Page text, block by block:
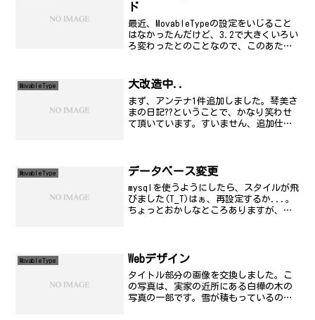
ド
最近、MovableTypeの設定をいじること
はなかったんだけど、3.2で大きくいろい
ろ変わったとのことなので、このあたり
の変化は、トップCGの右端の方にあるバ
ージ...
MovableType 大改造中..
まず、アンテナ1件追加しました。琴美さ
まの日記??ということで、かなり笑わせ
て頂いています。すいません、追加仕様
か、誰のことかすばり当...
MovableType データベース変更
mysqlを使うようにしたら、スタイルが飛
びました(T_T)はぁ、再設定するか...。
ちょっとおかしなところありますが、デ
MovableType Webデザイン
タイトル部分の画像を交換しました。こ
の写真は、実家の近所にある白樺の木の
写真の一部です。雪が積もっているのが